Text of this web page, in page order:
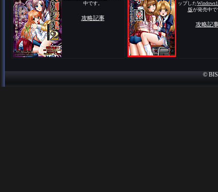
中です。
攻略記事
ップした
版が発売中で
攻略記
©